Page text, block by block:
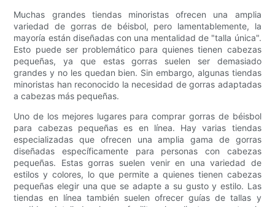
Muchas grandes tiendas minoristas ofrecen una amplia
variedad de gorras de béisbol, pero lamentablemente, la
mayoría están diseñadas con una mentalidad de "talla única".
Esto puede ser problemático para quienes tienen cabezas
pequeñas, ya que estas gorras suelen ser demasiado
grandes y no les quedan bien. Sin embargo, algunas tiendas
minoristas han reconocido la necesidad de gorras adaptadas
a cabezas más pequeñas.
Uno de los mejores lugares para comprar gorras de béisbol
para cabezas pequeñas es en línea. Hay varias tiendas
especializadas que ofrecen una amplia gama de gorras
diseñadas específicamente para personas con cabezas
pequeñas. Estas gorras suelen venir en una variedad de
estilos y colores, lo que permite a quienes tienen cabezas
pequeñas elegir una que se adapte a su gusto y estilo. Las
tiendas en línea también suelen ofrecer guías de tallas y